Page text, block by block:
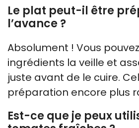
Le plat peut-il être
l’avance ?
Absolument ! Vous
ingrédients la veille et
juste avant de le cuire.
préparation encore plus
Est-ce que je peux